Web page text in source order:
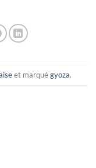
et marquégyoza.